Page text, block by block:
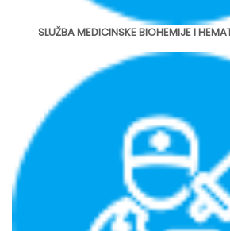
SLUŽBA MEDICINSKE BIOHEMIJE I